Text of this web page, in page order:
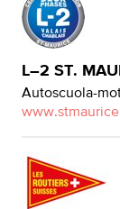
L–2 ST.
Autoscuola-